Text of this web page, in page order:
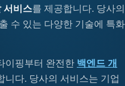
서비스를 제공합니다. 당사의
수 있는 다양한 기술에 특화
이핑부터 완전한 백엔드 개
니다. 당사의 서비스는 기업